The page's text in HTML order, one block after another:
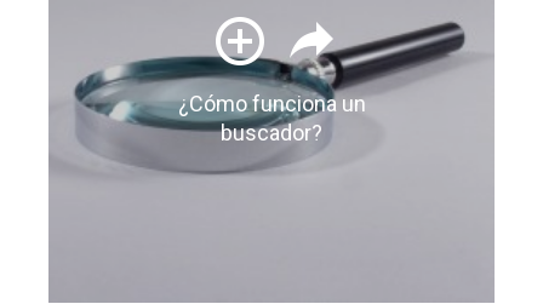
¿Cómo funciona un
buscador?